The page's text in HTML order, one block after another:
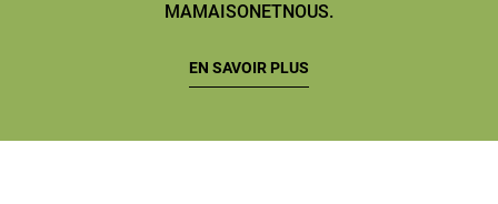
MAMAISONETNOUS.
EN SAVOIR PLUS